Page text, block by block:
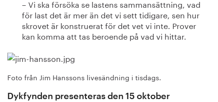
– Vi ska försöka se lastens sammansättning, vad
för last det är mer än det vi sett tidigare, sen hur
skrovet är konstruerat för det vet vi inte. Prover
kan komma att tas beroende på vad vi hittar.
Foto från Jim Hanssons livesändning i tisdags.
Dykfynden presenteras den 15 oktober